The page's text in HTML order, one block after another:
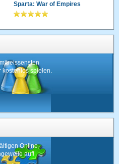
Sparta: War of Empires
spielen.
Online-
auf!